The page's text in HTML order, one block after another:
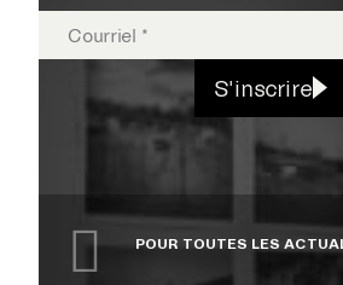
S'inscrire
POUR TOUTES LES